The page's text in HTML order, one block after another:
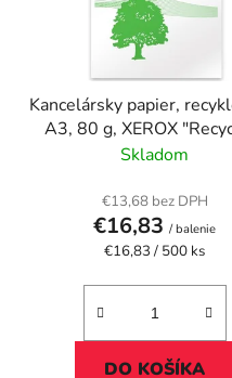
Kancelársky papier,
A3, 80 g, XEROX
Skladom
€13,68 bez DPH
€16,83/ balenie
Jednotková
€16,83 / 500 ks
DO KOŠÍKA